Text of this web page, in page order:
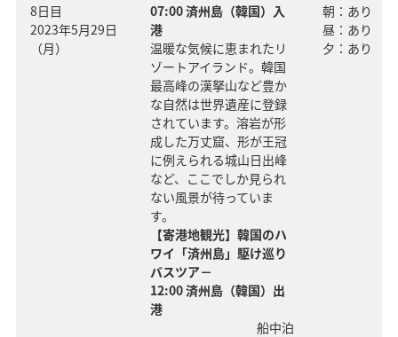
8日目
2023年5月29日
（月）
07:00 済州島（韓国）入
港
温暖な気候に恵まれたリ
ゾートアイランド。韓国
最高峰の漢拏山など豊か
な自然は世界遺産に登録
されています。溶岩が形
成した万丈窟、形が王冠
に例えられる城山日出峰
など、ここでしか見られ
ない風景が待っていま
す。
【寄港地観光】韓国のハ
ワイ「済州島」駆け巡り
バスツア－
12:00 済州島（韓国）出
港
船中泊
朝：あり
昼：あり
夕：あり